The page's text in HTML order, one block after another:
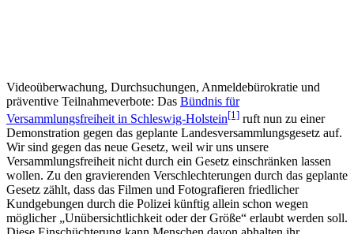
Videoüberwachung, Durchsuchungen, Anmeldebürokratie und
präventive Teilnahmeverbote: Das Bündnis für
Versammlungsfreiheit in Schleswig-Holstein[1] ruft nun zu einer
Demonstration gegen das geplante Landesversammlungsgesetz auf.
Wir sind gegen das neue Gesetz, weil wir uns unsere
Versammlungsfreiheit nicht durch ein Gesetz einschränken lassen
wollen. Zu den gravierenden Verschlechterungen durch das geplante
Gesetz zählt, dass das Filmen und Fotografieren friedlicher
Kundgebungen durch die Polizei künftig allein schon wegen
möglicher „Unübersichtlichkeit oder der Größe“ erlaubt werden soll.